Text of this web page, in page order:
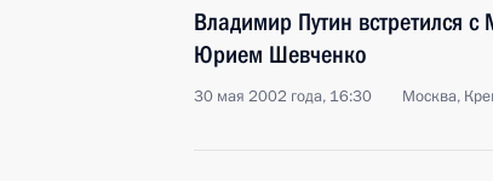
Владимир Путин встретился
Юрием Шевченко
30 мая 2002 года, 16:30 Москва,